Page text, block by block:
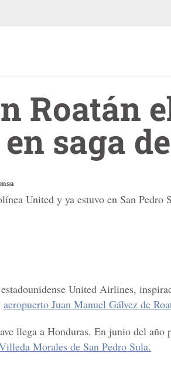
Roatán
saga
United y ya estuvo en San Pedro
United Airlines,
aeropuerto Juan Manuel Gálvez de
llega a Honduras. En junio del año
Morales de San Pedro Sula.